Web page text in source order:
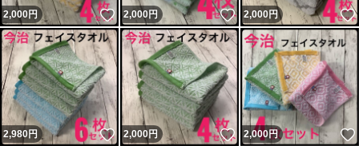
2,000円 いいね！
2,000円 いいね！
2,000円
2,980円 いいね！
2,000円 いいね！
2,000円